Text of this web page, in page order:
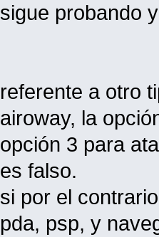
sigue probando
referente a otro
airoway, la
opción 3 para
es falso.
si por el
pda, psp, y